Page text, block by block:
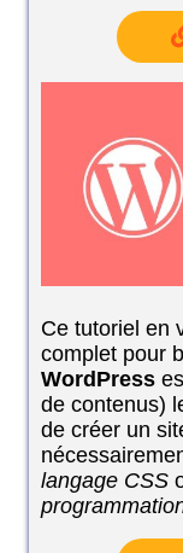
Ce tutoriel en
complet pour
WordPress
de contenus)
de créer un
langage CSS